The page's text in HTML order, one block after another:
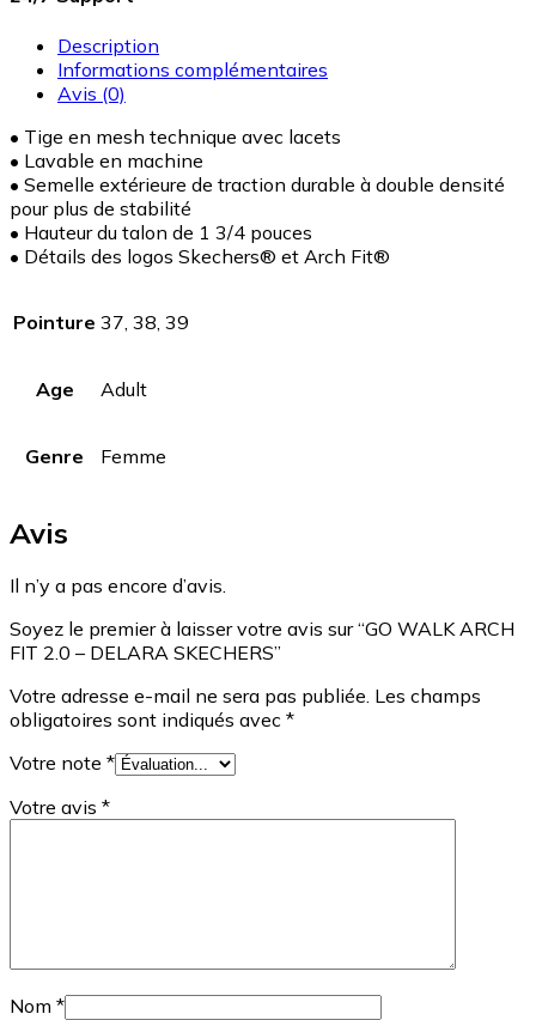
Description
Informations complémentaires
Avis (0)
• Tige en mesh technique avec lacets
• Lavable en machine
• Semelle extérieure de traction durable à double densité
pour plus de stabilité
• Hauteur du talon de 1 3/4 pouces
• Détails des logos Skechers® et Arch Fit®
Pointure 37, 38, 39
Age Adult
Genre Femme
Avis
Il n’y a pas encore d’avis.
Soyez le premier à laisser votre avis sur “GO WALK ARCH
FIT 2.0 – DELARA SKECHERS”
Votre adresse e-mail ne sera pas publiée. Les champs
obligatoires sont indiqués avec *
Votre note *
Votre avis *
Nom *